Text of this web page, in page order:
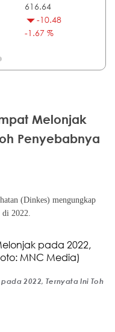
616.64
-10.48
-1.67 %
Melonjak
Penyebabnya
(Dinkes) mengungkap
di 2022.
2022, Ternyata Ini Toh